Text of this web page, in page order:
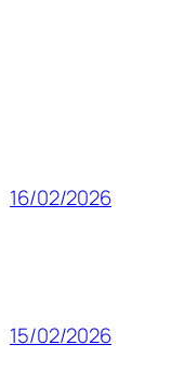
16/02/2026
15/02/2026